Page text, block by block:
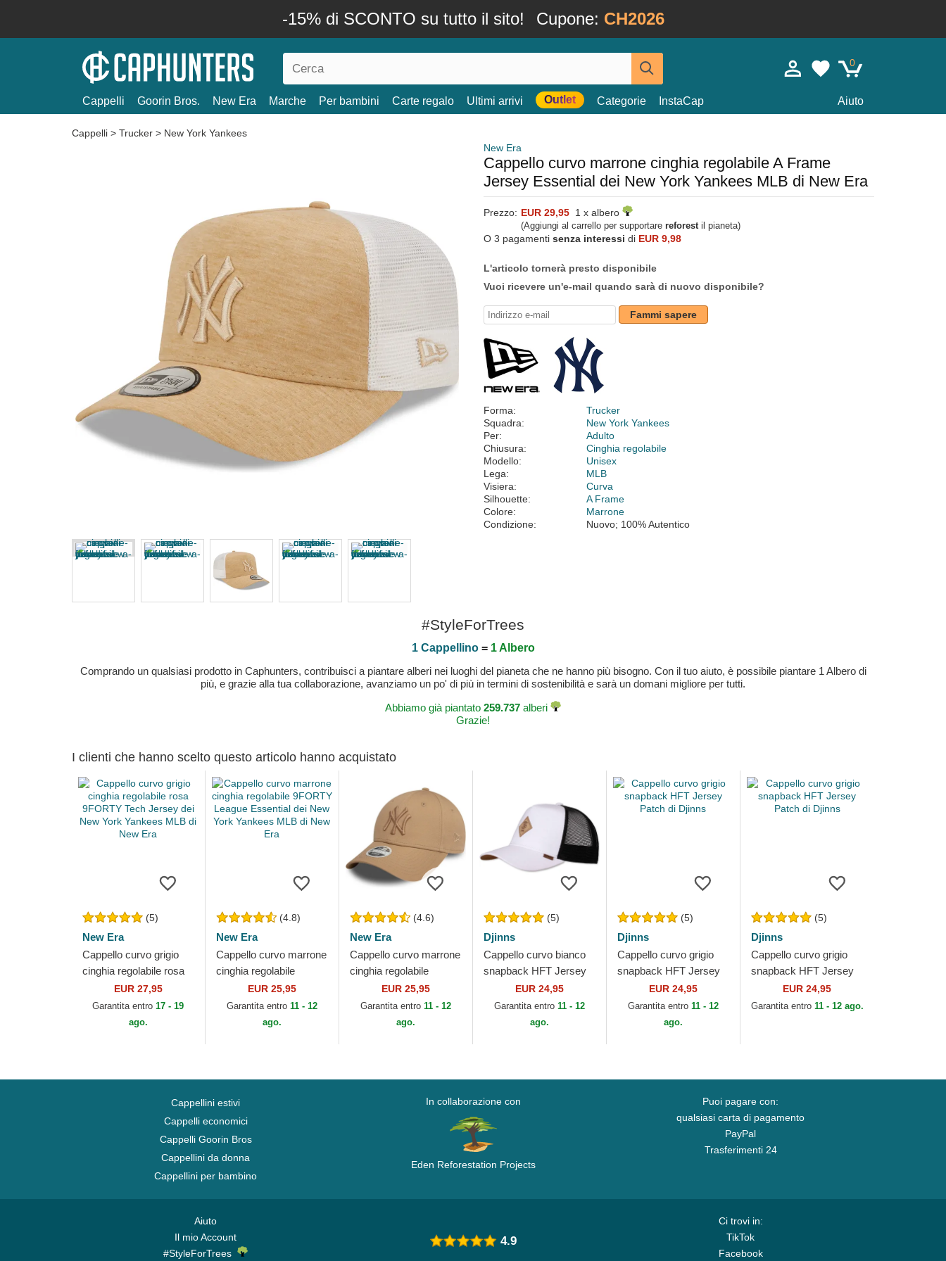
-15% di SCONTO su tutto il sito! Cupone: CH2026
0
Cappelli Goorin Bros. New Era Marche Per bambini Carte regalo Ultimi arrivi Outlet Categorie InstaCap Aiuto
Cappelli > Trucker > New York Yankees
New Era
Cappello curvo marrone cinghia regolabile A Frame
Jersey Essential dei New York Yankees MLB di New Era
Prezzo: EUR 29,95 1 x albero
(Aggiungi al carrello per supportare reforestil pianeta)
O 3 pagamenti senza interessi di EUR 9,98
L'articolo tornerà presto disponibile
Vuoi ricevere un'e-mail quando sarà di nuovo disponibile?
Fammi sapere
Forma:
Trucker
Squadra:
New York Yankees
Per:
Adulto
Chiusura:
Cinghia regolabile
Modello:
Unisex
Lega:
MLB
Visiera:
Curva
Silhouette:
A Frame
Colore:
Marrone
Condizione:
Nuovo; 100% Autentico
#StyleForTrees
1 Cappellino= 1 Albero
Comprando un qualsiasi prodotto in Caphunters, contribuisci a piantare alberi nei luoghi del pianeta che ne hanno più bisogno. Con il tuo aiuto, è possibile piantare 1 Albero di
più, e grazie alla tua collaborazione, avanziamo un po' di più in termini di sostenibilità e sarà un domani migliore per tutti.
Abbiamo già piantato 259.737 alberi
Grazie!
I clienti che hanno scelto questo articolo hanno acquistato
(5)
New Era
Cappello curvo grigio
cinghia regolabile rosa
9FORTY Tech Jersey
dei New York Yankees
MLB di New Era
EUR 27,95
Garantita entro17 - 19
ago.
(4.8)
New Era
Cappello curvo marrone
cinghia regolabile
9FORTY League
Essential dei New York
Yankees MLB di New...
EUR 25,95
Garantita entro 11 - 12
ago.
(4.6)
New Era
Cappello curvo marrone
cinghia regolabile
9FORTY League
Essential dei New York
Yankees MLB di New...
EUR 25,95
Garantita entro 11 - 12
ago.
(5)
Djinns
Cappello curvo bianco
snapback HFT Jersey
Patch di Djinns
EUR 24,95
Garantita entro 11 - 12
ago.
(5)
Djinns
Cappello curvo grigio
snapback HFT Jersey
Patch di Djinns
EUR 24,95
Garantita entro 11 - 12
ago.
(5)
Djinns
Cappello curvo grigio
snapback HFT Jersey
Patch di Djinns
EUR 24,95
Garantita entro 11 - 12 ago.
Cappellini estivi
Cappelli economici
Cappelli Goorin Bros
Cappellini da donna
Cappellini per bambino
In collaborazione con
Eden Reforestation Projects
Puoi pagare con:
qualsiasi carta di pagamento
PayPal
Trasferimenti 24
Aiuto
Il mio Account
#StyleForTrees
Ci trovi in:
TikTok
Facebook
4.9